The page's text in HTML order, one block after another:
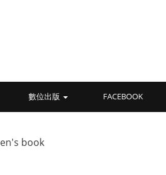
數位出版 FACEBOOK
book